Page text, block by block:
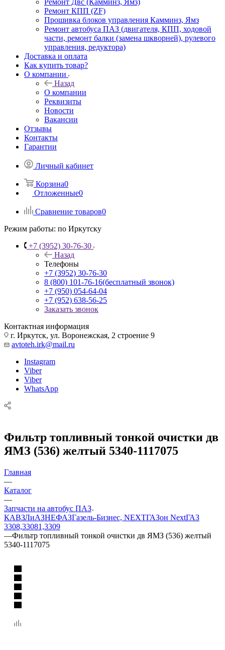
Ремонт Двс (Камминз, Ямз)
Ремонт КПП (ZF)
Прошивка блоков управления Камминз, Ямз
Ремонт автобуса ПАЗ (двигателя, КПП, ходовой
части, ремонт балки (замена шкворней), рулевого
управления, редуктора)
Доставка и оплата
Как купить товар?
О компании
Назад
О компании
Реквизиты
Новости
Вакансии
Отзывы
Контакты
Гарантии
Личный кабинет
Корзина0
Отложенные0
Сравнение товаров0
Режим работы: по Иркутску
+7 (3952) 30-76-30
Назад
Телефоны
+7 (3952) 30-76-30
8 (800) 101-76-16(бесплатный звонок)
+7 (950) 054-64-04
+7 (952) 638-56-25
Заказать звонок
Контактная информация
г. Иркутск, ул. Воронежская, 2 строение 9
avtoteh.irk@mail.ru
Instagram
Viber
Viber
WhatsApp
Фильтр топливный тонкой очистки дв
ЯМЗ (536) желтый 5340-1117075
Главная
—
Каталог
—
Запчасти на автобус ПАЗ
КАВЗЛиАЗНЕФАЗГазель-Бизнес, NEXTГАЗон NextГАЗ
3308,33081,3309
—Фильтр топливный тонкой очистки дв ЯМЗ (536) желтый
5340-1117075